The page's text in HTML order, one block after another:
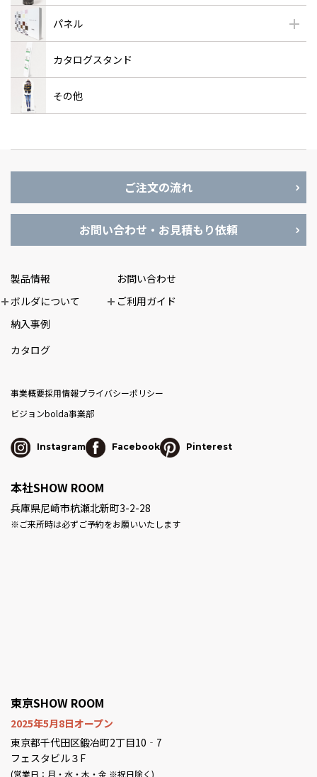
パネル
カタログスタンド
その他
ご注文の流れ
お問い合わせ・お見積もり依頼
製品情報
ボルダについて
納入事例
カタログ
お問い合わせ
ご利用ガイド
事業概要採用情報プライバシーポリシー
ビジョンbolda事業部
Instagram Facebook Pinterest
本社SHOW ROOM
兵庫県尼崎市杭瀬北新町3-2-28
※ご来所時は必ずご予約をお願いいたします
東京SHOW ROOM
2025年5月8日オープン
東京都千代田区鍛冶町2丁目10‐7
フェスタビル３F
(営業日：月・水・木・金 ※祝日除く)